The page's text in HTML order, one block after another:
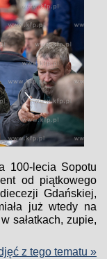
100-lecia Sopotu
od piątkowego
Gdańskiej,
już wtedy na
sałatkach, zupie,
z tego tematu »